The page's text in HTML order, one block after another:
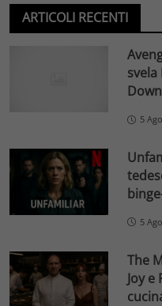
ARTICOLI RECENTI
5
5
The
Joy e